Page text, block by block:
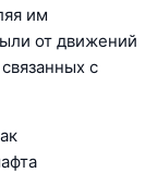
им
от движений
с